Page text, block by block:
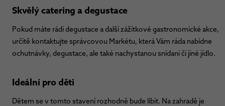
Skvělý catering a degustace
Pokud máte rádi degustace a další zážitkové gastronomické akce,
určitě kontaktujte správcovou Markétu, která Vám ráda nabídne
ochutnávky, degustace, ale také nachystanou snídani či jiné jídlo.
Ideální pro děti
Dětem se v tomto stavení rozhodně bude líbit. Na zahradě je